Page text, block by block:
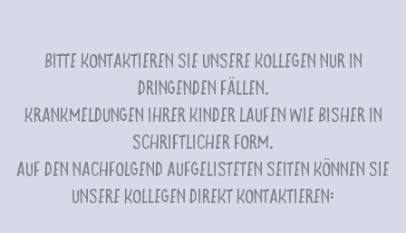
Bitte kontaktieren Sie unsere Kollegen nur in
dringenden Fällen.
Krankmeldungen Ihrer Kinder laufen wie bisher in
schriftlicher Form.
Auf den nachfolgend aufgelisteten Seiten können Sie
unsere Kollegen direkt kontaktieren: